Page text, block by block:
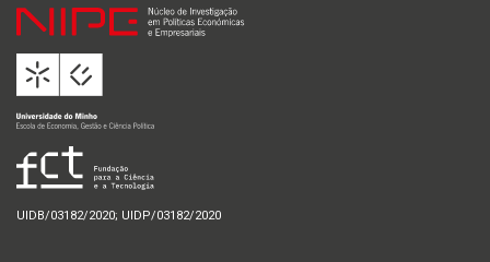
UIDB/03182/2020; UIDP/03182/2020